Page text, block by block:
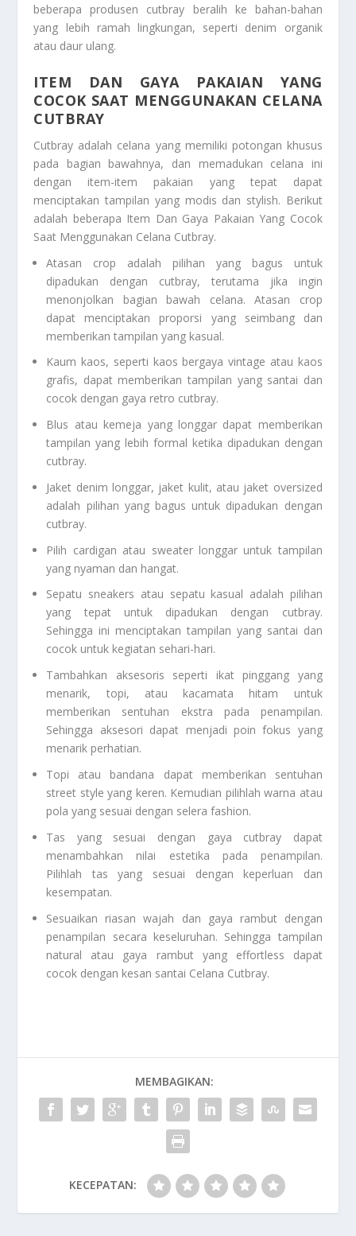
beberapa produsen cutbray beralih ke bahan-bahan
yang lebih ramah lingkungan, seperti denim organik
atau daur ulang.
ITEM DAN GAYA PAKAIAN YANG
COCOK SAAT MENGGUNAKAN CELANA
CUTBRAY
Cutbray adalah celana yang memiliki potongan khusus
pada bagian bawahnya, dan memadukan celana ini
dengan item-item pakaian yang tepat dapat
menciptakan tampilan yang modis dan stylish. Berikut
adalah beberapa Item Dan Gaya Pakaian Yang Cocok
Saat Menggunakan Celana Cutbray.
Atasan crop adalah pilihan yang bagus untuk
dipadukan dengan cutbray, terutama jika ingin
menonjolkan bagian bawah celana. Atasan crop
dapat menciptakan proporsi yang seimbang dan
memberikan tampilan yang kasual.
Kaum kaos, seperti kaos bergaya vintage atau kaos
grafis, dapat memberikan tampilan yang santai dan
cocok dengan gaya retro cutbray.
Blus atau kemeja yang longgar dapat memberikan
tampilan yang lebih formal ketika dipadukan dengan
cutbray.
Jaket denim longgar, jaket kulit, atau jaket oversized
adalah pilihan yang bagus untuk dipadukan dengan
cutbray.
Pilih cardigan atau sweater longgar untuk tampilan
yang nyaman dan hangat.
Sepatu sneakers atau sepatu kasual adalah pilihan
yang tepat untuk dipadukan dengan cutbray.
Sehingga ini menciptakan tampilan yang santai dan
cocok untuk kegiatan sehari-hari.
Tambahkan aksesoris seperti ikat pinggang yang
menarik, topi, atau kacamata hitam untuk
memberikan sentuhan ekstra pada penampilan.
Sehingga aksesori dapat menjadi poin fokus yang
menarik perhatian.
Topi atau bandana dapat memberikan sentuhan
street style yang keren. Kemudian pilihlah warna atau
pola yang sesuai dengan selera fashion.
Tas yang sesuai dengan gaya cutbray dapat
menambahkan nilai estetika pada penampilan.
Pilihlah tas yang sesuai dengan keperluan dan
kesempatan.
Sesuaikan riasan wajah dan gaya rambut dengan
penampilan secara keseluruhan. Sehingga tampilan
natural atau gaya rambut yang effortless dapat
cocok dengan kesan santai Celana Cutbray.
MEMBAGIKAN:
KECEPATAN: